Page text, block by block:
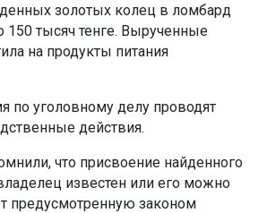
золотых колец в ломбард
150 тысяч тенге. Вырученные
на продукты питания
по уголовному делу проводят
действия.
что присвоение найденного
известен или его можно
предусмотренную законом